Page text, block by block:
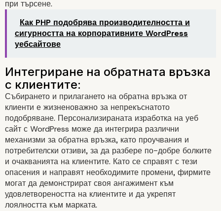
Адаптивен дизайн:
при търсене.
Как PHP подобрява производителността и
сигурността на корпоративните WordPress
уебсайтове
Събирането и прилагането на обратна връзка от
клиенти е жизненоважно за непрекъснатото
подобряване. Персонализираната изработка на уеб
сайт с WordPress може да интегрира различни
механизми за обратна връзка, като проучвания и
потребителски отзиви, за да разбере по-добре болките
и очакванията на клиентите. Като се справят с тези
опасения и направят необходимите промени, фирмите
могат да демонстрират своя ангажимент към
удовлетвореността на клиентите и да укрепят
лоялността към марката.